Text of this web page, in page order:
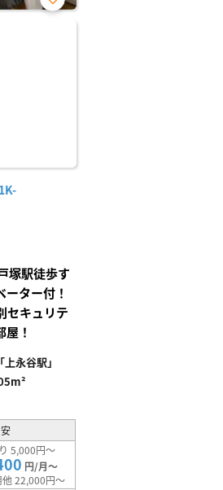
お気
塚駅徒歩す
ター付！
セキュリテ
！
永谷駅」
5,000円～
円/月～
22,000円～